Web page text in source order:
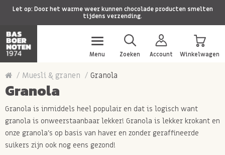
Let op: Door het warme weer kunnen chocolade producten smelten
tijdens verzending.
Menu Zoeken Account Winkelwagen
Muesli & granen Granola
Granola
Granola is inmiddels heel populair en dat is logisch want
granola is onweerstaanbaar lekker! Granola is lekker krokant en
onze granola's op basis van haver en zonder geraffineerde
suikers zijn ook nog eens gezond!